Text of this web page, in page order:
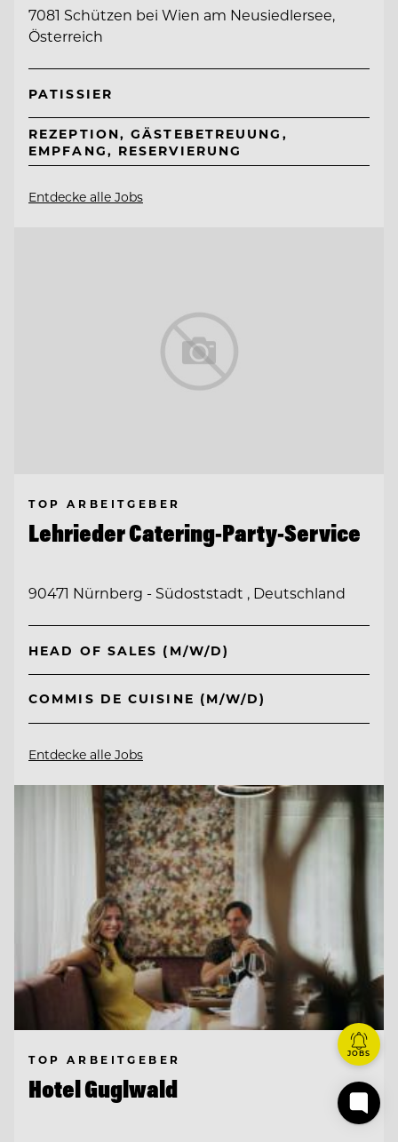
7081 Schützen bei Wien am Neusiedlersee,
Österreich
PATISSIER
REZEPTION, GÄSTEBETREUUNG,
EMPFANG, RESERVIERUNG
Entdecke alle Jobs
TOP ARBEITGEBER
Lehrieder Catering-Party-Service
90471 Nürnberg - Südoststadt , Deutschland
HEAD OF SALES (M/W/D)
COMMIS DE CUISINE (M/W/D)
Entdecke alle Jobs
TOP ARBEITGEBER
Hotel Guglwald
JOBS